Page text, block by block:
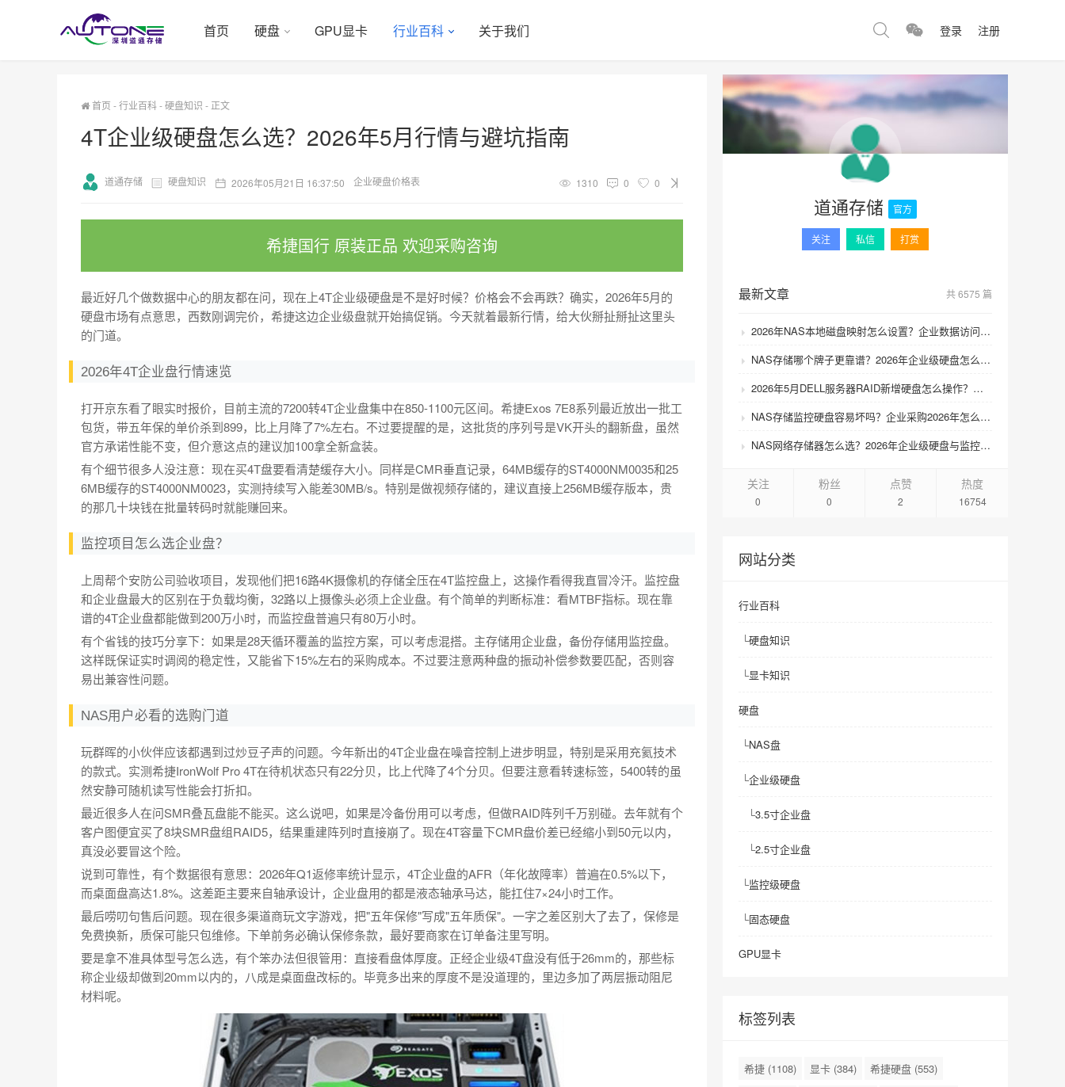
首页 硬盘 GPU显卡 行业百科 关于我们 登录 注册
首页 -行业百科-硬盘知识 - 正文
4T企业级硬盘怎么选？2026年5月行情与避坑指南
道通存储 硬盘知识 2026年05月21日 16:37:50 企业硬盘价格表 1310 0 0
希捷国行 原装正品 欢迎采购咨询
最近好几个做数据中心的朋友都在问，现在上4T企业级硬盘是不是好时候？价格会不会再跌？确实，2026年5月的
硬盘市场有点意思，西数刚调完价，希捷这边企业级盘就开始搞促销。今天就着最新行情，给大伙掰扯掰扯这里头
的门道。
2026年4T企业盘行情速览
打开京东看了眼实时报价，目前主流的7200转4T企业盘集中在850-1100元区间。希捷Exos 7E8系列最近放出一批工
包货，带五年保的单价杀到899，比上月降了7%左右。不过要提醒的是，这批货的序列号是VK开头的翻新盘，虽然
官方承诺性能不变，但介意这点的建议加100拿全新盒装。
有个细节很多人没注意：现在买4T盘要看清楚缓存大小。同样是CMR垂直记录，64MB缓存的ST4000NM0035和25
6MB缓存的ST4000NM0023，实测持续写入能差30MB/s。特别是做视频存储的，建议直接上256MB缓存版本，贵
的那几十块钱在批量转码时就能赚回来。
监控项目怎么选企业盘？
上周帮个安防公司验收项目，发现他们把16路4K摄像机的存储全压在4T监控盘上，这操作看得我直冒冷汗。监控盘
和企业盘最大的区别在于负载均衡，32路以上摄像头必须上企业盘。有个简单的判断标准：看MTBF指标。现在靠
谱的4T企业盘都能做到200万小时，而监控盘普遍只有80万小时。
有个省钱的技巧分享下：如果是28天循环覆盖的监控方案，可以考虑混搭。主存储用企业盘，备份存储用监控盘。
这样既保证实时调阅的稳定性，又能省下15%左右的采购成本。不过要注意两种盘的振动补偿参数要匹配，否则容
易出兼容性问题。
NAS用户必看的选购门道
玩群晖的小伙伴应该都遇到过炒豆子声的问题。今年新出的4T企业盘在噪音控制上进步明显，特别是采用充氦技术
的款式。实测希捷IronWolf Pro 4T在待机状态只有22分贝，比上代降了4个分贝。但要注意看转速标签，5400转的虽
然安静可随机读写性能会打折扣。
最近很多人在问SMR叠瓦盘能不能买。这么说吧，如果是冷备份用可以考虑，但做RAID阵列千万别碰。去年就有个
客户图便宜买了8块SMR盘组RAID5，结果重建阵列时直接崩了。现在4T容量下CMR盘价差已经缩小到50元以内，
真没必要冒这个险。
说到可靠性，有个数据很有意思：2026年Q1返修率统计显示，4T企业盘的AFR（年化故障率）普遍在0.5%以下，
而桌面盘高达1.8%。这差距主要来自轴承设计，企业盘用的都是液态轴承马达，能扛住7×24小时工作。
最后唠叨句售后问题。现在很多渠道商玩文字游戏，把"五年保修"写成"五年质保"。一字之差区别大了去了，保修是
免费换新，质保可能只包维修。下单前务必确认保修条款，最好要商家在订单备注里写明。
要是拿不准具体型号怎么选，有个笨办法但很管用：直接看盘体厚度。正经企业级4T盘没有低于26mm的，那些标
称企业级却做到20mm以内的，八成是桌面盘改标的。毕竟多出来的厚度不是没道理的，里边多加了两层振动阻尼
材料呢。
道通存储 官方
关注 私信 打赏
最新文章 共 6575 篇
2026年NAS本地磁盘映射怎么设置？企业数据访问速度如何提升？
NAS存储哪个牌子更靠谱？2026年企业级硬盘怎么选才不踩坑？
2026年5月DELL服务器RAID新增硬盘怎么操作？扩容步骤与兼容性避坑指南
NAS存储监控硬盘容易坏吗？企业采购2026年怎么选才靠谱？
NAS网络存储器怎么选？2026年企业级硬盘与监控硬盘有什么区别？
关注
0
粉丝
0
点赞
2
热度
16754
网站分类
行业百科
└硬盘知识
└显卡知识
硬盘
└NAS盘
└企业级硬盘
└3.5寸企业盘
└2.5寸企业盘
└监控级硬盘
└固态硬盘
GPU显卡
标签列表
希捷 (1108) 显卡 (384) 希捷硬盘 (553)